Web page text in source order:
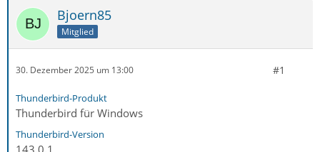
Bjoern85
Mitglied
30. Dezember 2025 um 13:00 #1
Thunderbird-Produkt
Thunderbird für Windows
Thunderbird-Version
143.0.1